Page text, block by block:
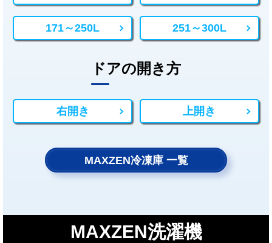
171～250L 251～300L
ドアの開き方
右開き 上開き
MAXZEN冷凍庫 一覧
MAXZEN洗濯機